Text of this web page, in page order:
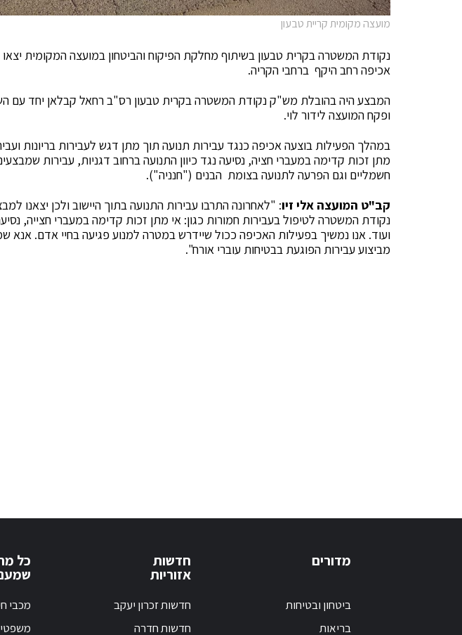
מועצה מקומית קריית טבעון
נקודת המשטרה בקרית טבעון בשיתוף מחלקת הפיקוח והביטחון במועצה המקומית
אכיפה רחב היקף ברחבי הקריה.
המבצע היה בהובלת מש"ק נקודת המשטרה בקרית טבעון רס"ב רחאל קבלאן יחד עם
ופקח המועצה לידור לוי.
במהלך הפעילות בוצעה אכיפה כנגד עבירות תנועה תוך מתן דגש לעבירות בריונות
מתן זכות קדימה במעברי חציה, נסיעה נגד כיוון התנועה ברחוב דגניות, עבירות
חשמליים וגם הפרעה לתנועה בצומת הבנים ("חנניה").
קב"ט המועצה אלי זיו: "לאחרונה התרבו עבירות התנועה בתוך היישוב ולכן יצאנו
נקודת המשטרה לטיפול בעבירות חמורות כגון: אי מתן זכות קדימה במעברי חצייה, נסיעה
ועוד. אנו נמשיך בפעילות האכיפה ככול שיידרש במטרה למנוע פגיעה בחיי אדם. אנא
מביצוע עבירות הפוגעת בבטיחות עוברי אורח".
מדורים
ביטחון ובטיחות
בריאות
חדשות
אזוריות
חדשות זכרון יעקב
חדשות חדרה
כל
מכבי
משפטי